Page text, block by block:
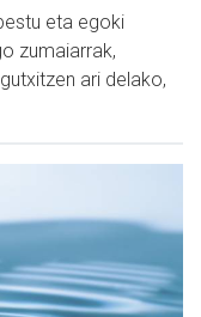
eta egoki
zumaiarrak,
ari delako,